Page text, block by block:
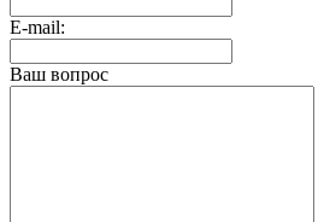
E-mail:
Ваш вопрос